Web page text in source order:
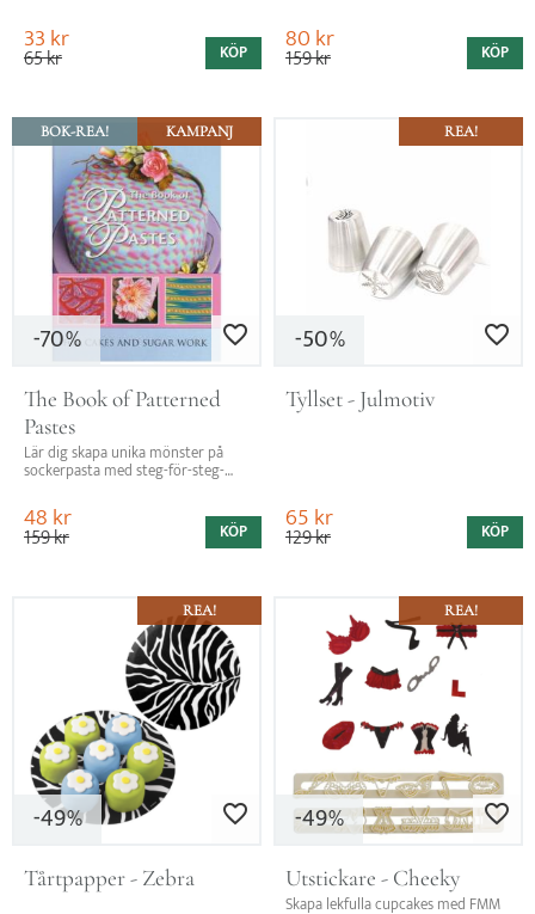
33kr
65kr KÖP 80kr
159kr KÖP
Lägg till i favoriter
70%
The Book of Patterned
Pastes
Lär dig skapa unika mönster på
sockerpasta med steg-för-steg-
Pastes"
48kr
159kr
KAMPANJ
BOK-REA!
KÖP
Lägg till i
50%
Tyllset - Julmotiv
65kr
129kr
REA!
KÖP
Lägg till i favoriter
49%
Tårtpapper - Zebra
REA!
Lägg till i
49%
Utstickare - Cheeky
Skapa lekfulla cupcakes med FMM
REA!